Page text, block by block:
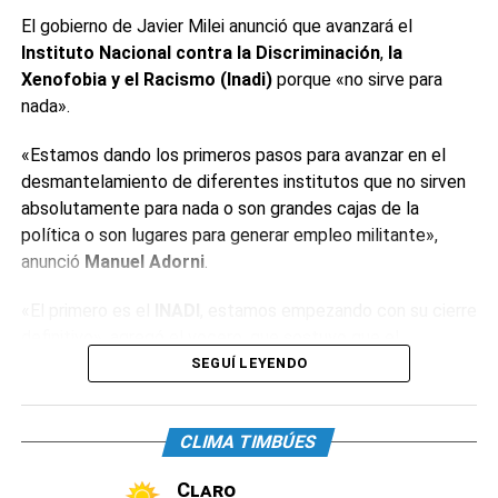
El gobierno de Javier Milei anunció que avanzará el
Instituto Nacional contra la Discriminación, la
Xenofobia y el Racismo (Inadi)porque «no sirve para
nada».
«Estamos dando los primeros pasos para avanzar en el
desmantelamiento de diferentes institutos que no sirven
absolutamente para nada o son grandes cajas de la
política o son lugares para generar empleo militante»,
anunció Manuel Adorni.
organismo «tiene alrededor de 400 empleados y decenas
idoneidad», reconoció.
El dirigente neonazi Alejandro Biondini
SEGUÍ LEYENDO
CLIMA TIMBÚES
Claro